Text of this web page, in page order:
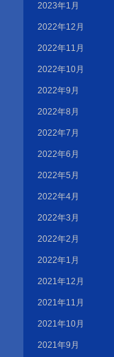
2023年1月
2022年12月
2022年11月
2022年10月
2022年9月
2022年8月
2022年7月
2022年6月
2022年5月
2022年4月
2022年3月
2022年2月
2022年1月
2021年12月
2021年11月
2021年10月
2021年9月